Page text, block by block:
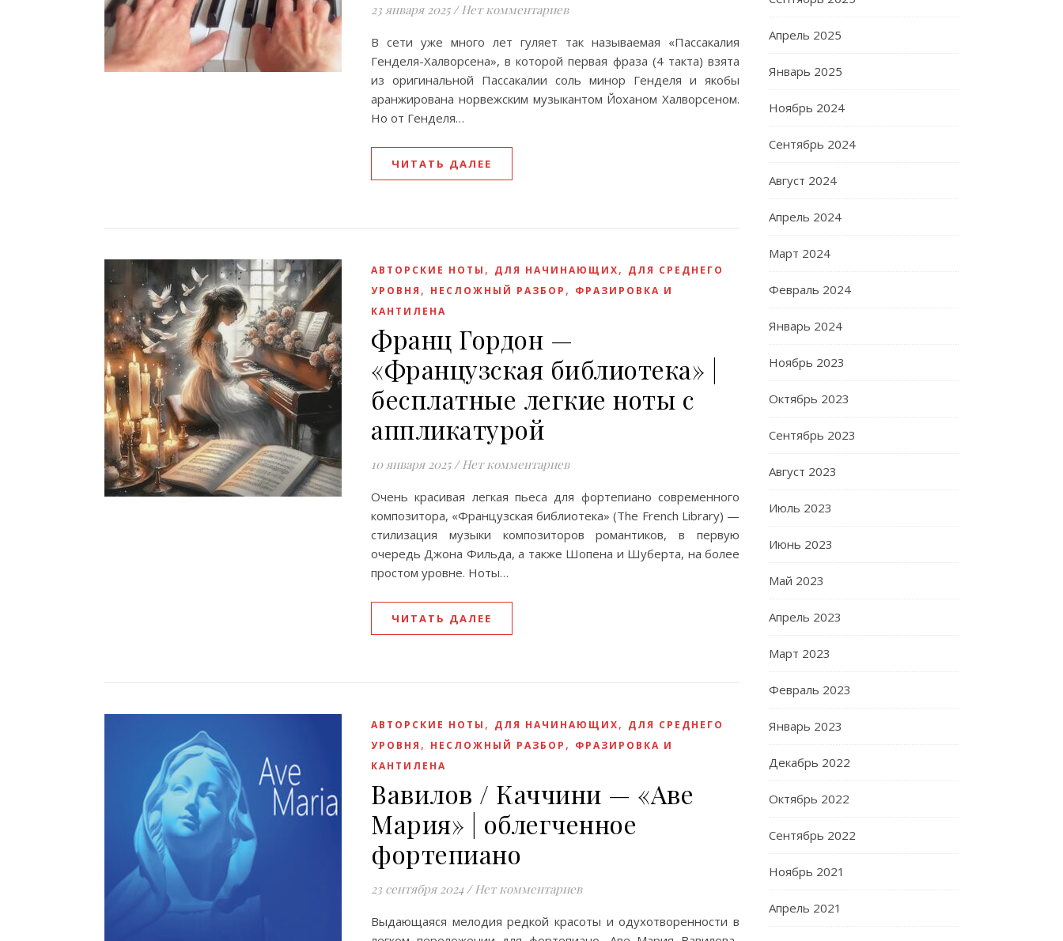
23 января 2025 / Нет комментариев
В сети уже много лет гуляет так называемая «Пассакалия
Генделя-Халворсена», в которой первая фраза (4 такта) взята
из оригинальной Пассакалии соль минор Генделя и якобы
аранжирована норвежским музыкантом Йоханом Халворсеном.
Но от Генделя…
ЧИТАТЬ ДАЛЕЕ
АВТОРСКИЕ НОТЫ , ДЛЯ НАЧИНАЮЩИХ, ДЛЯ СРЕДНЕГО
УРОВНЯ , НЕСЛОЖНЫЙ РАЗБОР , ФРАЗИРОВКА И
КАНТИЛЕНА
Франц Гордон —
«Французская библиотека» |
бесплатные легкие ноты с
аппликатурой
10 января 2025 / Нет комментариев
Очень красивая легкая пьеса для фортепиано современного
композитора, «Французская библиотека» (The French Library) —
стилизация музыки композиторов романтиков, в первую
очередь Джона Фильда, а также Шопена и Шуберта, на более
простом уровне. Ноты…
ЧИТАТЬ ДАЛЕЕ
АВТОРСКИЕ НОТЫ , ДЛЯ НАЧИНАЮЩИХ, ДЛЯ СРЕДНЕГО
УРОВНЯ , НЕСЛОЖНЫЙ РАЗБОР , ФРАЗИРОВКА И
КАНТИЛЕНА
Вавилов / Каччини — «Аве
Мария» | облeгченное
фортепиано
23 сентября 2024 / Нет комментариев
Выдающаяся мелодия редкой красоты и одухотворенности в
Апрель 2025
Январь 2025
Ноябрь 2024
Сентябрь 2024
Август 2024
Апрель 2024
Март 2024
Февраль 2024
Январь 2024
Ноябрь 2023
Октябрь 2023
Сентябрь 2023
Август 2023
Июль 2023
Июнь 2023
Май 2023
Апрель 2023
Март 2023
Февраль 2023
Январь 2023
Декабрь 2022
Октябрь 2022
Сентябрь 2022
Ноябрь 2021
Апрель 2021